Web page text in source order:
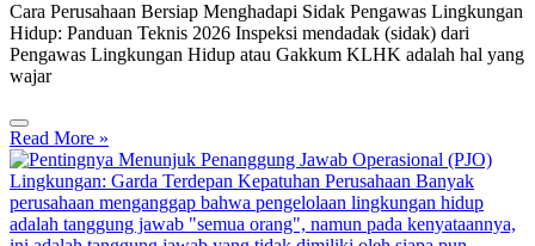
Cara Perusahaan Bersiap Menghadapi Sidak Pengawas Lingkungan
Hidup: Panduan Teknis 2026 Inspeksi mendadak (sidak) dari
Pengawas Lingkungan Hidup atau Gakkum KLHK adalah hal yang
wajar
Read More »